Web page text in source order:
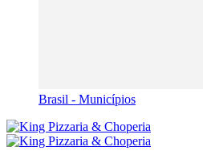
Brasil - Municípios